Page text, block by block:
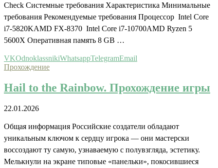
Check Системные требования Характеристика Минимальные
требования Рекомендуемые требования Процессор Intel Core
i7-5820KAMD FX-8370 Intel Core i7-10700AMD Ryzen 5
5600X Оперативная память 8 GB …
VKOdnoklassnikiWhatsappTelegramEmail
Прохождение
Hail to the Rainbow. Прохождение игры
22.01.2026
Общая информация Российские создатели обладают
уникальным ключом к сердцу игрока — они мастерски
воссоздают ту самую, узнаваемую с полувзгляда, эстетику.
Мелькнули на экране типовые «панельки», покосившиеся